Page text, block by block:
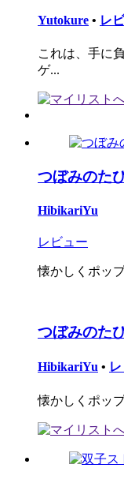
Yutokure • レ
これは、手に
ゲ...
つぼみのた
HibikariYu
レビュー
懐かしくポッ
つぼみのた
HibikariYu •
懐かしくポッ